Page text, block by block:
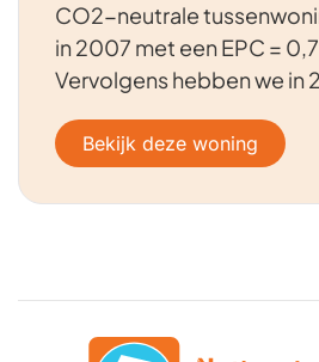
CO2-neutrale
in 2007 met een EPC =
Vervolgens hebben we in
Bekijk deze woning